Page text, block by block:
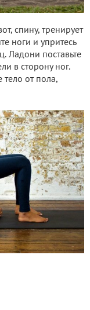
спину, тренирует
ноги и упритесь
Ладони поставьте
в сторону ног.
тело от пола,